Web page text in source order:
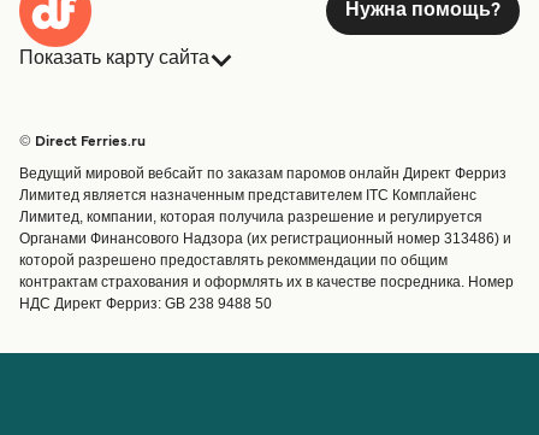
Нужна помощь?
Показать карту сайта
Страны
Обслуживание клиентов
Операторы
Маршруты и порты
Special Offers
Предлагает
Паромные билеты
Грузоперевозки
© Direct Ferries.ru
Ведущий мировой вебсайт по заказам паромов онлайн Директ Ферриз
Лимитед является назначенным представителем ITC Комплайенс
Лимитед, компании, которая получила разрешение и регулируется
Органами Финансового Надзора (их регистрационный номер 313486) и
которой разрешено предоставлять рекоммендации по общим
контрактам страхования и оформлять их в качестве посредника. Номер
НДС Директ Ферриз: GB 238 9488 50